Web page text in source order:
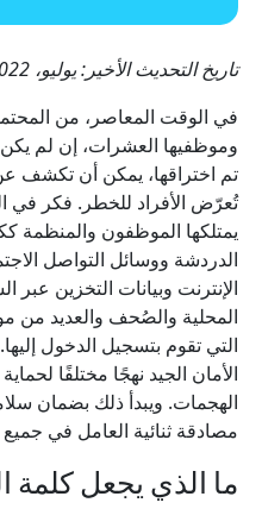
تاريخ التحديث الأخير: يوليو، 2022
في الوقت المعاصر، من
وموظفيها العشرات، إن لم يكن
تم اختراقها، يمكن أن
تُعرّض الأفراد للخطر. فكر في
يمتلكها الموظفون والمنظمة
الدردشة ووسائل التواصل
الإنترنت وبيانات التخزين عبر
المحلية والصُحف والعديد من
التي تقوم بتسجيل الدخول
الأمان الجيد نهجًا مختلفًا
الهجمات. ويبدأ ذلك بضمان
مصادقة ثنائية العامل في جميع
ما الذي يجعل كلمة